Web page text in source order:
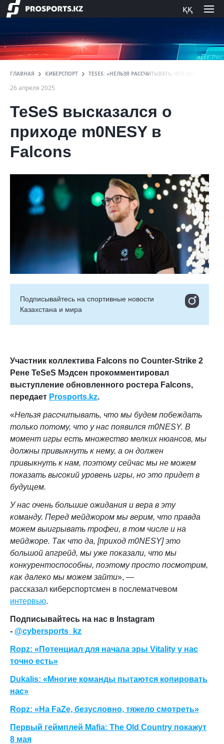
ққ
ГЛАВНАЯ КИБЕРСПОРТ TESES: «НЕЛЬЗЯ РАССЧИТЫВАТЬ, ЧТО МЫ БУДЕМ
26 апреля 2025
TeSeS высказался о
приходе m0NESY в
Falcons
Подписывайтесь на cпортивные новости
Казахстана и мира
Участник коллектива Falcons по Counter-Strike 2
Рене TeSeS Мэдсен прокомментировал
выступление обновленного ростера Falcons,
передает Prosports.kz.
«Нельзя рассчитывать, что мы будем побеждать
только потому, что у нас появился m0NESY. В
момент игры есть множество мелких нюансов, мы
должны привыкнуть к нему, а он должен
привыкнуть к нам, поэтому сейчас мы не можем
показать высокий уровень игры, но это придет в
будущем.
У нас очень большие ожидания и вера в эту
команду. Перед мейджором мы верим, что правда
можем выигрывать трофеи, в том числе и на
мейджоре. Так что да, [приход m0NESY] это
большой апгрейд, мы уже показали, что мы
конкурентоспособны, поэтому просто посмотрим,
как далеко мы можем зайти», —
рассказал киберспортсмен в послематчевом
интервью.
Подписывайтесь на нас в Instagram
- @cybersports_kz
Ropz: «Потенциал для начала эры Vitality у нас
точно есть»
Dukalis: «Многие команды пытаются копировать
нас»
Ropz: «На FaZe, безусловно, тяжело смотреть»
Первый геймплей Mafia: The Old Country покажут
8 мая